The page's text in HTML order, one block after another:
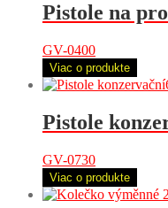
Pistole na
GV-0400
Viac o produkte
Pistole
GV-0730
Viac o produkte